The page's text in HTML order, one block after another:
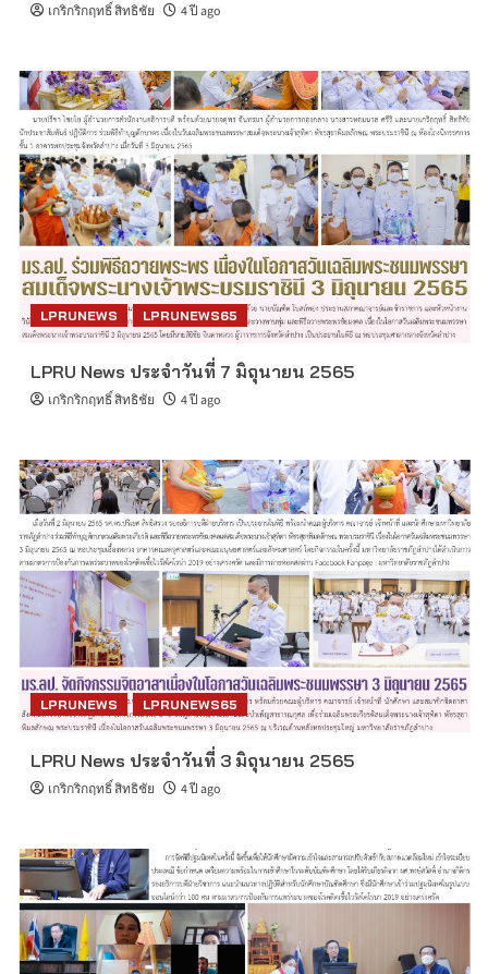
เกริกริกฤทธิ์ สิทธิชัย 4 ปี ago
LPRUNEWS LPRUNEWS65
LPRU News ประจำวันที่ 7 มิถุนายน 2565
เกริกริกฤทธิ์ สิทธิชัย 4 ปี ago
LPRUNEWS LPRUNEWS65
LPRU News ประจำวันที่ 3 มิถุนายน 2565
เกริกริกฤทธิ์ สิทธิชัย 4 ปี ago